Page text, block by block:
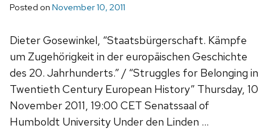
Posted on November 10, 2011
Dieter Gosewinkel, “Staatsbürgerschaft. Kämpfe
um Zugehörigkeit in der europäischen Geschichte
des 20. Jahrhunderts.” / “Struggles for Belonging in
Twentieth Century European History” Thursday, 10
November 2011, 19:00 CET Senatssaal of
Humboldt University Under den Linden …